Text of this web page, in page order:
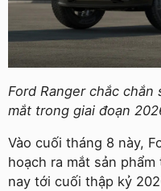
Ford Ranger chắc
mắt trong giai đoạn
Vào cuối tháng 8 này,
hoạch ra mắt sản
nay tới cuối thập kỷ